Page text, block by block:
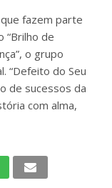
fazem parte
“Brilho de
o grupo
“Defeito do Seu
de sucessos da
com alma,